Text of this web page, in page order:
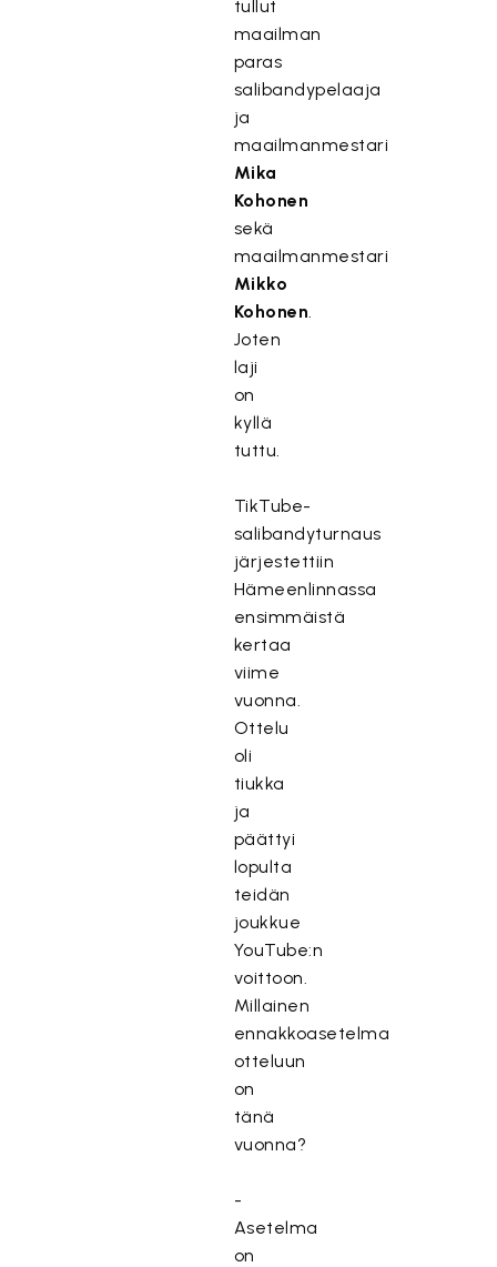
tullut
maailman
paras
salibandypelaaja
ja
maailmanmestari
Mika
Kohonen
sekä
maailmanmestari
Mikko
Kohonen.
Joten
laji
on
kyllä
tuttu.
TikTube-
salibandyturnaus
järjestettiin
Hämeenlinnassa
ensimmäistä
kertaa
viime
vuonna.
Ottelu
oli
tiukka
ja
päättyi
lopulta
teidän
joukkue
YouTube:n
voittoon.
Millainen
ennakkoasetelma
otteluun
on
tänä
vuonna?
-
Asetelma
on